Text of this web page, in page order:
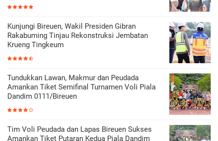
Kunjungi Bireuen, Wakil Presiden Gibran
Rakabuming Tinjau Rekonstruksi Jembatan
Krueng Tingkeum
Tundukkan Lawan, Makmur dan Peudada
Amankan Tiket Semifinal Turnamen Voli Piala
Dandim 0111/Bireuen
Tim Voli Peudada dan Lapas Bireuen Sukses
Amankan Tiket Putaran Kedua Piala Dandim